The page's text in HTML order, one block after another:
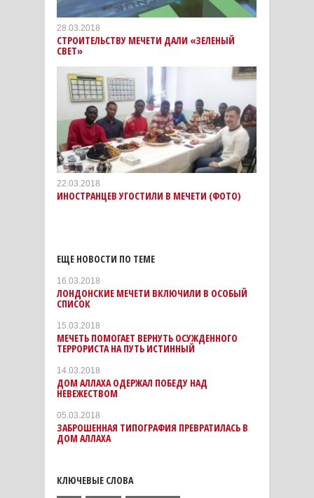
28.03.2018
СТРОИТЕЛЬСТВУ МЕЧЕТИ ДАЛИ «ЗЕЛЕНЫЙ
СВЕТ»
22.03.2018
ИНОСТРАНЦЕВ УГОСТИЛИ В МЕЧЕТИ (ФОТО)
ЕЩЕ НОВОСТИ ПО ТЕМЕ
16.03.2018
ЛОНДОНСКИЕ МЕЧЕТИ ВКЛЮЧИЛИ В ОСОБЫЙ
СПИСОК
15.03.2018
МЕЧЕТЬ ПОМОГАЕТ ВЕРНУТЬ ОСУЖДЕННОГО
ТЕРРОРИСТА НА ПУТЬ ИСТИННЫЙ
14.03.2018
ДОМ АЛЛАХА ОДЕРЖАЛ ПОБЕДУ НАД
НЕВЕЖЕСТВОМ
05.03.2018
ЗАБРОШЕННАЯ ТИПОГРАФИЯ ПРЕВРАТИЛАСЬ В
ДОМ АЛЛАХА
КЛЮЧЕВЫЕ СЛОВА